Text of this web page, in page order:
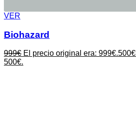
VER
Biohazard
999€ El precio original era: 999€.500€
500€.